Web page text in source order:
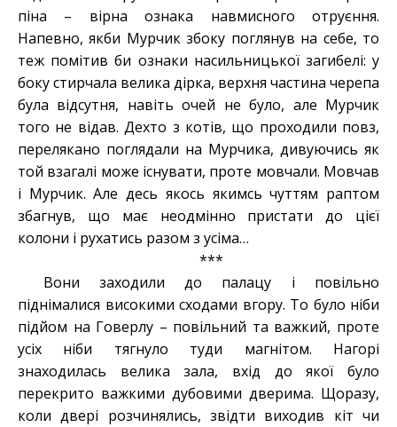
піна – вірна ознака навмисного отруєння.
Напевно, якби Мурчик збоку поглянув на себе, то
теж помітив би ознаки насильницької загибелі: у
боку стирчала велика дірка, верхня частина черепа
була відсутня, навіть очей не було, але Мурчик
того не відав. Дехто з котів, що проходили повз,
перелякано поглядали на Мурчика, дивуючись як
той взагалі може існувати, проте мовчали. Мовчав
і Мурчик. Але десь якось якимсь чуттям раптом
збагнув, що має неодмінно пристати до цієї
колони і рухатись разом з усіма…
***
Вони заходили до палацу і повільно
піднімалися високими сходами вгору. То було ніби
підйом на Говерлу – повільний та важкий, проте
усіх ніби тягнуло туди магнітом. Нагорі
знаходилась велика зала, вхід до якої було
перекрито важкими дубовими дверима. Щоразу,
коли двері розчинялись, звідти виходив кіт чи